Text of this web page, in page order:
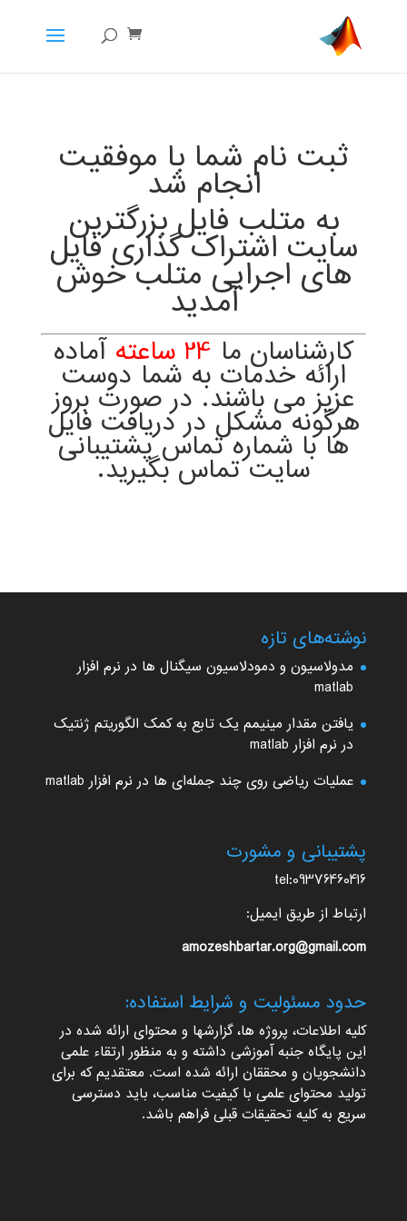
ثبت نام شما با موفقیت
انجام شد
به متلب فایل بزرگترین
سایت اشتراک گذاری فایل
های اجرایی متلب خوش
آمدید
کارشناسان ما 24 ساعته آماده
ارائه خدمات به شما دوست
عزیز می باشند. در صورت بروز
هرگونه مشکل در دریافت فایل
ها با شماره تماس پشتیبانی
سایت تماس بگیرید.
نوشته‌های تازه
مدولاسیون و دمودلاسیون سیگنال ها در نرم افزار
matlab
یافتن مقدار مینیمم یک تابع به کمک الگوریتم ژنتیک
در نرم افزار matlab
عملیات ریاضی روی چند جمله‌ای ها در نرم افزار matlab
پشتیبانی و مشورت
tel:09376460416
ارتباط از طریق ایمیل:
amozeshbartar.org@gmail.com
حدود مسئولیت و شرایط استفاده:
کلیه اطلاعات، پروژه ها، گزارشها و محتوای ارائه شده در
این پایگاه جنبه آموزشی داشته و به منظور ارتقاء علمی
دانشجویان و محققان ارائه شده است. معتقدیم که برای
تولید محتوای علمی با کیفیت مناسب، باید دسترسی
سریع به کلیه تحقیقات قبلی فراهم باشد.